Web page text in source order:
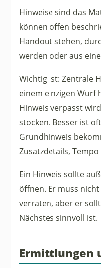
Hinweise sind das
können offen
Handout stehen,
werden oder aus
Wichtig ist: Zentrale
einem einzigen Wurf
Hinweis verpasst
stocken. Besser ist
Grundhinweis
Zusatzdetails,
Ein Hinweis sollte
öffnen. Er muss
verraten, aber er
Nächstes sinnvoll ist.
Ermittlungen